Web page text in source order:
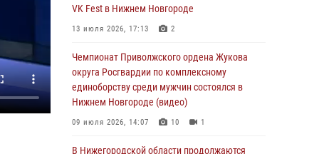
Росгвардейцы обеспечили безопасность на
VK Fest в Нижнем Новгороде
Нижегородские росгвардейцы за
прошедшую неделю выезжали более 750 раз
по сигналу «тревога»
13 июля 2026, 06:45
Росгвардейцы предотвратили серию краж в
VK Fest в Нижнем Новгороде
13 июля 2026, 17:13 2
Чемпионат Приволжского ордена Жукова
округа Росгвардии по комплексному
единоборству среди мужчин состоялся в
Нижнем Новгороде (видео)
09 июля 2026, 14:07 10 1
В Нижегородской области продолжаются